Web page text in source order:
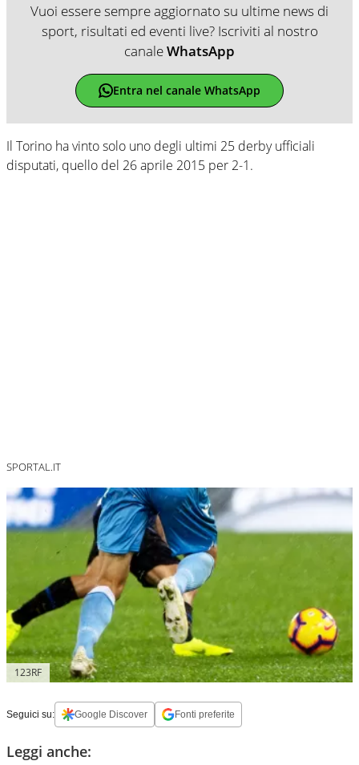
Vuoi essere sempre aggiornato su ultime news di
sport, risultati ed eventi live? Iscriviti al nostro
canaleWhatsApp
Entra nel canale WhatsApp
Il Torino ha vinto solo uno degli ultimi 25 derby ufficiali
disputati, quello del 26 aprile 2015 per 2-1.
SPORTAL.IT
123RF
Seguici su: Google Discover Fonti preferite
Leggi anche: